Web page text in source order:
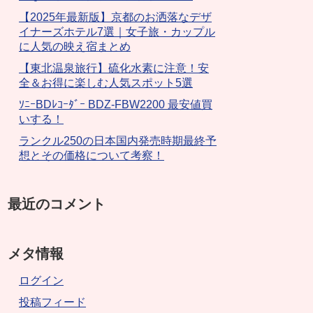
【2025年最新版】京都のお洒落なデザ
イナーズホテル7選｜女子旅・カップル
に人気の映え宿まとめ
【東北温泉旅行】硫化水素に注意！安
全＆お得に楽しむ人気スポット5選
ｿﾆｰBDﾚｺｰﾀﾞｰ BDZ-FBW2200 最安値買
いする！
ランクル250の日本国内発売時期最終予
想とその価格について考察！
最近のコメント
メタ情報
ログイン
投稿フィード